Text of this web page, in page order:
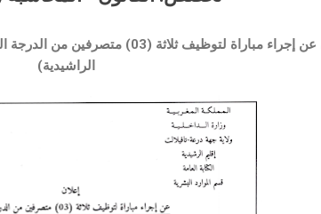
إعلان عن إجراء مباراة لتوظيف ثلاثة
الراشيدية)